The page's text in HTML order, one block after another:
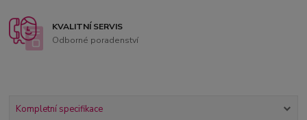
KVALITNÍ SERVIS
Odborné poradenství
Kompletní specifikace